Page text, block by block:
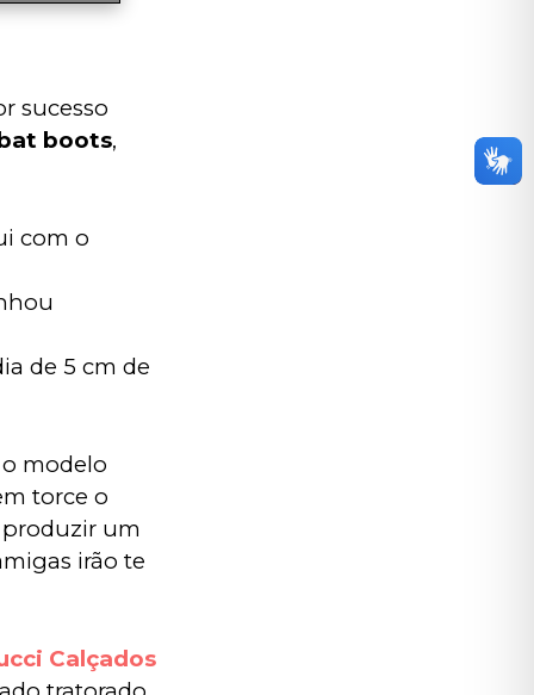
sucesso
boots,
com o
de 5 cm de
modelo
torce o
produzir um
irão te
Calçados